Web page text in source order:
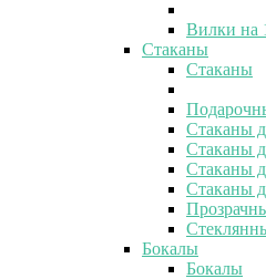
Вилки на
Стаканы
Стаканы
Стаканы
Стаканы
Стаканы
Стаканы
Бокалы
Бокалы